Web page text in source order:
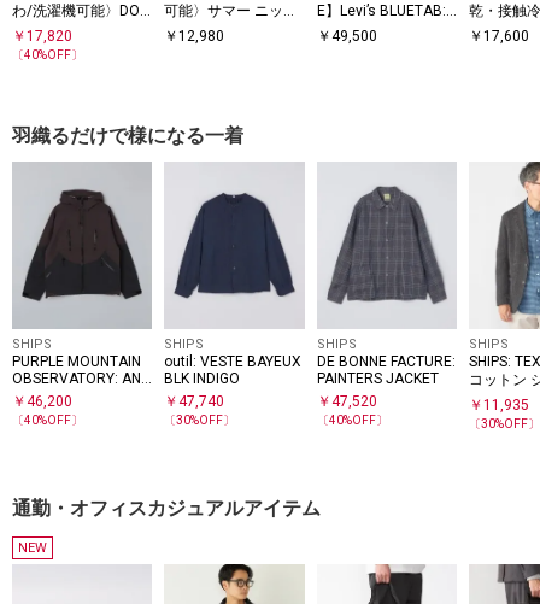
わ/洗濯機可能〉DOT
AIR(R)ジャケット(セ
ットアップ対応)
￥ 17,820
〔40%OFF〕
可能〉サマー ニット
ジャケット 26SS◇
￥12,980
E】Levi’s BLUETAB:
TYPE I RIGID
￥ 49,500
乾・接触
機可能〉
￥17,600
羽織るだけで様になる一着
SHIPS
PURPLE MOUNTAIN
OBSERVATORY: ANV
IL SHELL
￥ 46,200
〔40%OFF〕
SHIPS
outil: VESTE BAYEUX
BLK INDIGO
￥47,740
〔30%OFF〕
SHIPS
DE BONNE FACTURE:
PAINTERS JACKET
￥ 47,520
〔40%OFF〕
SHIPS
SHIPS:
コットン
2ボタン
￥11,935
〔30%OFF〕
通勤・オフィスカジュアルアイテム
NEW